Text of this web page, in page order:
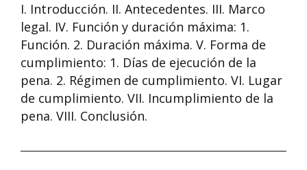
I. Introducción. II. Antecedentes. III. Marco
legal. IV. Función y duración máxima: 1.
Función. 2. Duración máxima. V. Forma de
cumplimiento: 1. Días de ejecución de la
pena. 2. Régimen de cumplimiento. VI. Lugar
de cumplimiento. VII. Incumplimiento de la
pena. VIII. Conclusión.